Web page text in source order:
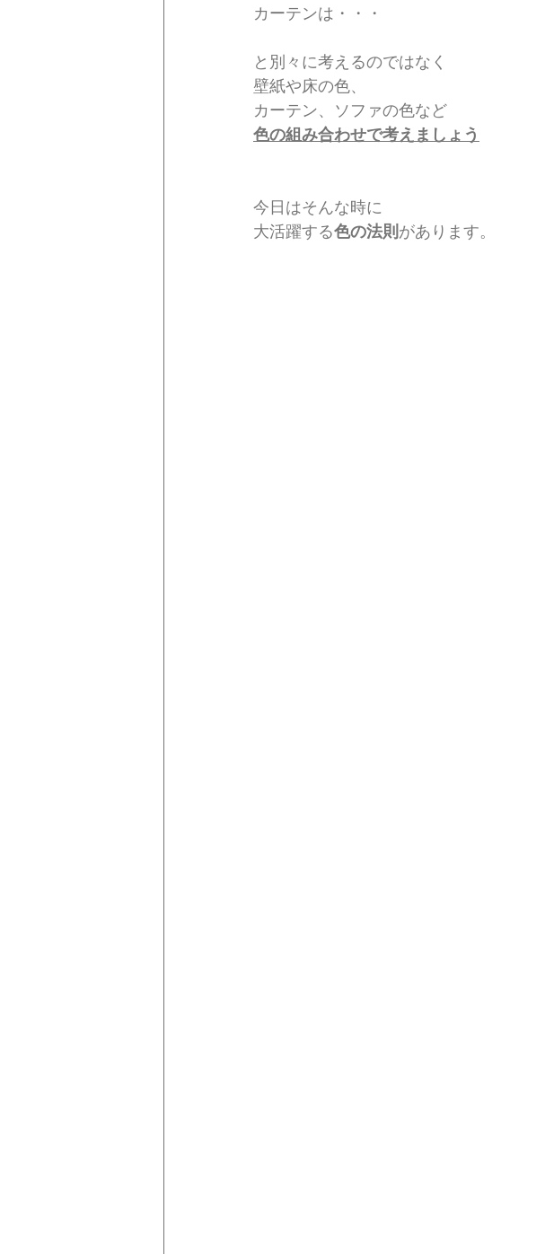
カーテンは・・・
と別々に考えるのではなく
壁紙や床の色、
カーテン、ソファの色など
色の組み合わせで考えましょう
今日はそんな時に
大活躍する色の法則 があります。